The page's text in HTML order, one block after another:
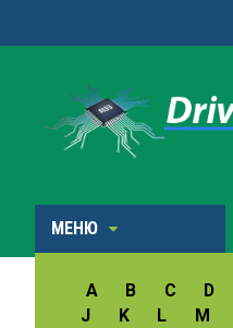
МЕНЮ
A B C D
J
K L M